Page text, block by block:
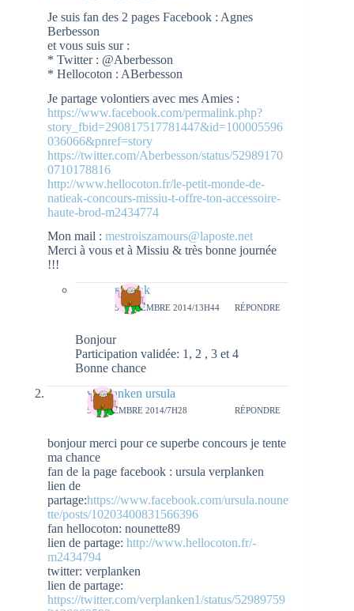
Je suis fan des 2 pages Facebook : Agnes
Berbesson
et vous suis sur :
* Twitter : @Aberbesson
* Hellocoton : ABerbesson
Je partage volontiers avec mes Amies :
https://www.facebook.com/permalink.php?
story_fbid=290817517781447&id=100005596
036066&pnref=story
https://twitter.com/Aberbesson/status/52989170
0710178816
http://www.hellocoton.fr/le-petit-monde-de-
natieak-concours-missiu-t-offre-ton-accessoire-
haute-brod-m2434774
Mon mail : mestroiszamours@laposte.net
Merci à vous et à Missiu & très bonne journée
!!!
natieak
5 NOVEMBRE 2014/13H44 RÉPONDRE
Bonjour
Participation validée: 1, 2 , 3 et 4
Bonne chance
verplanken ursula
5 NOVEMBRE 2014/7H28 RÉPONDRE
bonjour merci pour ce superbe concours je tente
ma chance
fan de la page facebook : ursula verplanken
lien de
partage:https://www.facebook.com/ursula.noune
tte/posts/10203400831566396
fan hellocoton: nounette89
lien de partage: http://www.hellocoton.fr/-
m2434794
twitter: verplanken
lien de partage:
https://twitter.com/verplanken1/status/52989759